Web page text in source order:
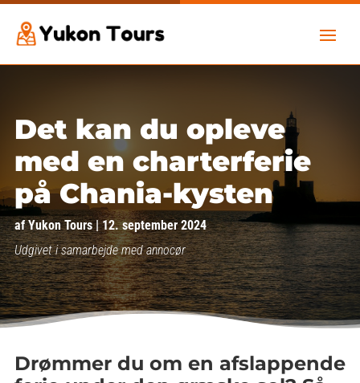
Det kan du opleve
med en charterferie
på Chania-kysten
afYukon Tours|12. september 2024
Udgivet i samarbejde med annocør
Drømmer du om en afslappende